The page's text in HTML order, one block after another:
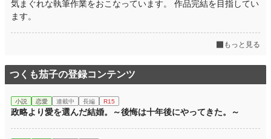
気まぐれな執筆作業をおこなっています。 作品完結を目指してい
ます。
もっと見る
つくも茄子の登録コンテンツ
小説 恋愛 連載中 長編 R15
政略より愛を選んだ結婚。～後悔は十年後にやってきた。～